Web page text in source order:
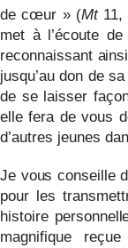
de cœur » (Mt11,
met à l’écoute
reconnaissant
jusqu’au don de
de se laisser
elle fera de vous
d’autres jeunes
Je vous conseille
pour les
histoire
magnifique